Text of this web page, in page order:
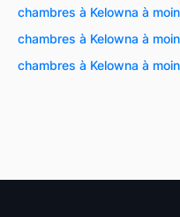
chambres à Kelowna à
chambres à Kelowna à
chambres à Kelowna à